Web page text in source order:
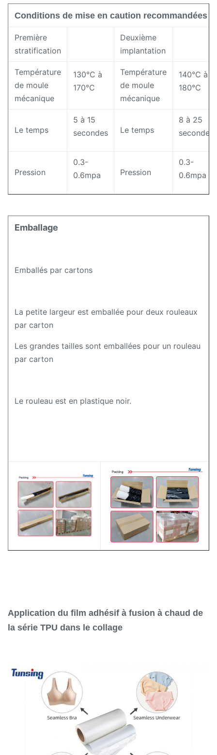
Conditions de mise en caution recommandées
Première
stratification
Deuxième
implantation
Température
de moule
mécanique
130°C à
170°C
Température
de moule
mécanique
140°C à
180°C
Le temps
5 à 15
secondes
Le temps
8 à 25
secondes
Pression
0.3-
0.6mpa
Pression
0.3-
0.6mpa
Emballage
Emballés par cartons
La petite largeur est emballée pour deux rouleaux
par carton
Les grandes tailles sont emballées pour un rouleau
par carton
Le rouleau est en plastique noir.
Application du film adhésif à fusion à chaud de
la série TPU dans le collage